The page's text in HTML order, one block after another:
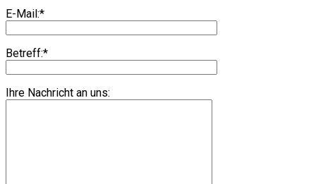
E-Mail:*
Betreff:*
Ihre Nachricht an uns: